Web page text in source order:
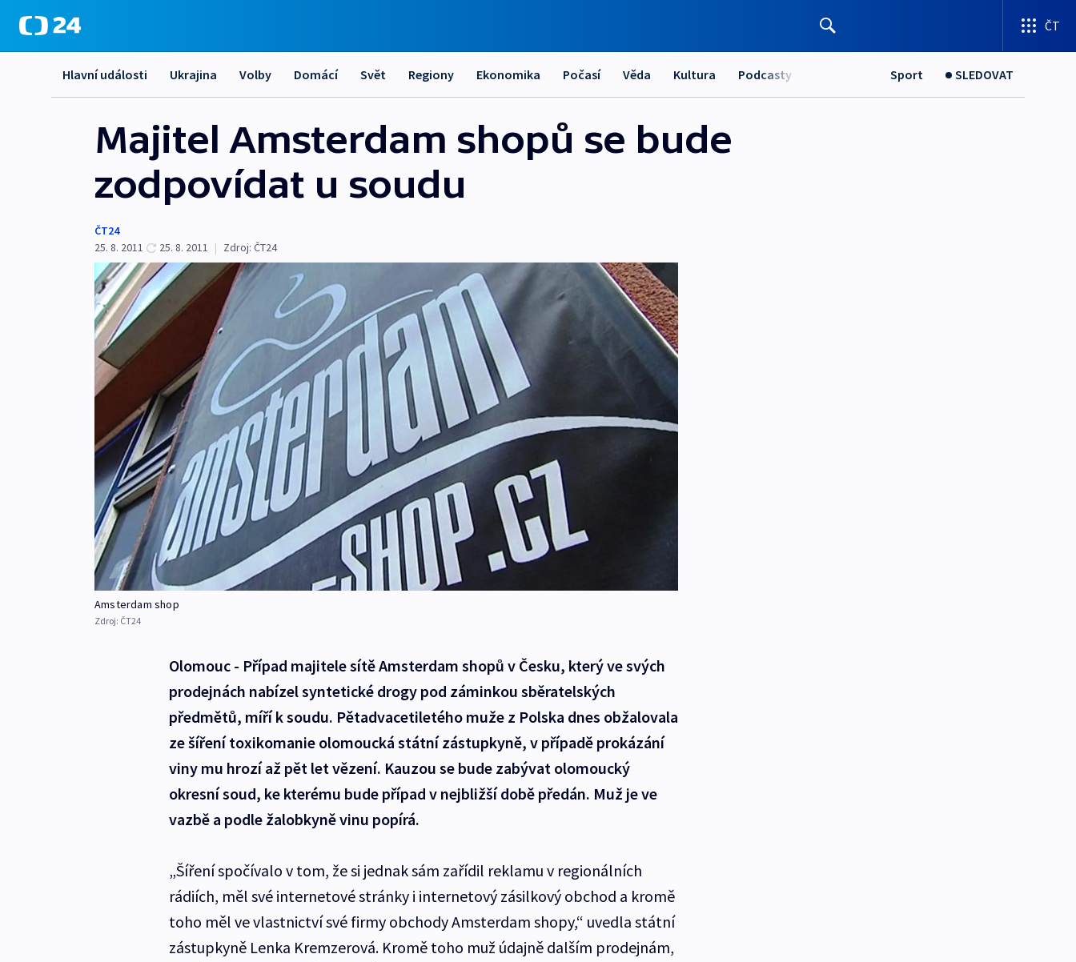
ČT
Hlavní události Ukrajina Volby Domácí Svět Regiony Ekonomika Počasí Věda Kultura Podcasty Sport SLEDOVAT
Majitel Amsterdam shopů se bude
zodpovídat u soudu
ČT24
25. 8. 2011
25. 8. 2011 | Zdroj: ČT24
Amsterdam shop
Zdroj: ČT24
Olomouc - Případ majitele sítě Amsterdam shopů v Česku, který ve svých
prodejnách nabízel syntetické drogy pod záminkou sběratelských
předmětů, míří k soudu. Pětadvacetiletého muže z Polska dnes obžalovala
ze šíření toxikomanie olomoucká státní zástupkyně, v případě prokázání
viny mu hrozí až pět let vězení. Kauzou se bude zabývat olomoucký
okresní soud, ke kterému bude případ v nejbližší době předán. Muž je ve
vazbě a podle žalobkyně vinu popírá.
„Šíření spočívalo v tom, že si jednak sám zařídil reklamu v regionálních
rádiích, měl své internetové stránky i internetový zásilkový obchod a kromě
toho měl ve vlastnictví své firmy obchody Amsterdam shopy,“ uvedla státní
zástupkyně Lenka Kremzerová. Kromě toho muž údajně dalším prodejnám,